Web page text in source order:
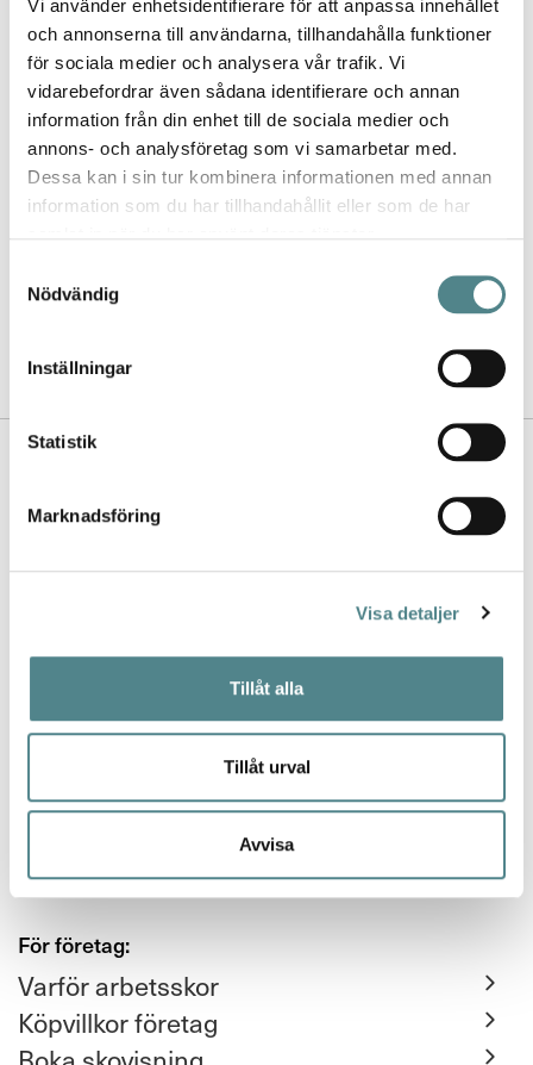
Vi använder enhetsidentifierare för att anpassa innehållet
och annonserna till användarna, tillhandahålla funktioner
för sociala medier och analysera vår trafik. Vi
vidarebefordrar även sådana identifierare och annan
information från din enhet till de sociala medier och
annons- och analysföretag som vi samarbetar med.
Dessa kan i sin tur kombinera informationen med annan
information som du har tillhandahållit eller som de har
Nödvändig
Inställningar
Statistik
Marknadsföring
Visa detaljer
Tillåt alla
Tillåt urval
Avvisa
Mer information
Jag rekommenderar Jobi för
Kontakta oss
Leverans och retur
För företag:
Varför arbetsskor
Köpvillkor företag